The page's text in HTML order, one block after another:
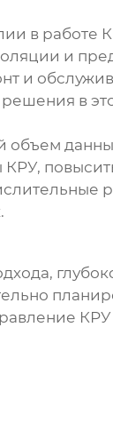
в работе
и
и
в
объем
КРУ